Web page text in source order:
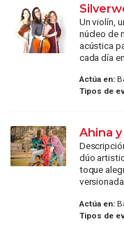
Un violín,
núcleo de
acústica
cada día
Actúa en:
Tipos de
Ahina
dúo
toque
Actúa en:
Tipos de